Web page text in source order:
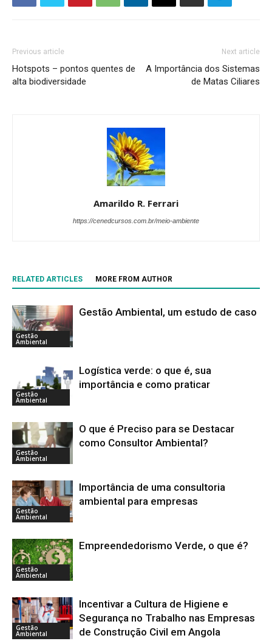
Previous article
Hotspots – pontos quentes de
alta biodiversidade
Next article
A Importância dos Sistemas
de Matas Ciliares
Amarildo R. Ferrari
https://cenedcursos.com.br/meio-ambiente
RELATED ARTICLES MORE FROM AUTHOR
Gestão
Ambiental
Gestão Ambiental, um estudo de caso
Gestão
Ambiental
Logística verde: o que é, sua
importância e como praticar
Gestão
Ambiental
O que é Preciso para se Destacar
como Consultor Ambiental?
Gestão
Ambiental
Importância de uma consultoria
ambiental para empresas
Gestão
Ambiental
Empreendedorismo Verde, o que é?
Gestão
Ambiental
Incentivar a Cultura de Higiene e
Segurança no Trabalho nas Empresas
de Construção Civil em Angola